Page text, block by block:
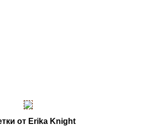
от Erika Knight